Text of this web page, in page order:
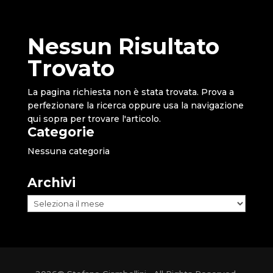
Nessun Risultato
Trovato
La pagina richiesta non è stata trovata. Prova a
perfezionare la ricerca oppure usa la navigazione
qui sopra per trovare l'articolo.
Categorie
Nessuna categoria
Archivi
Archivi